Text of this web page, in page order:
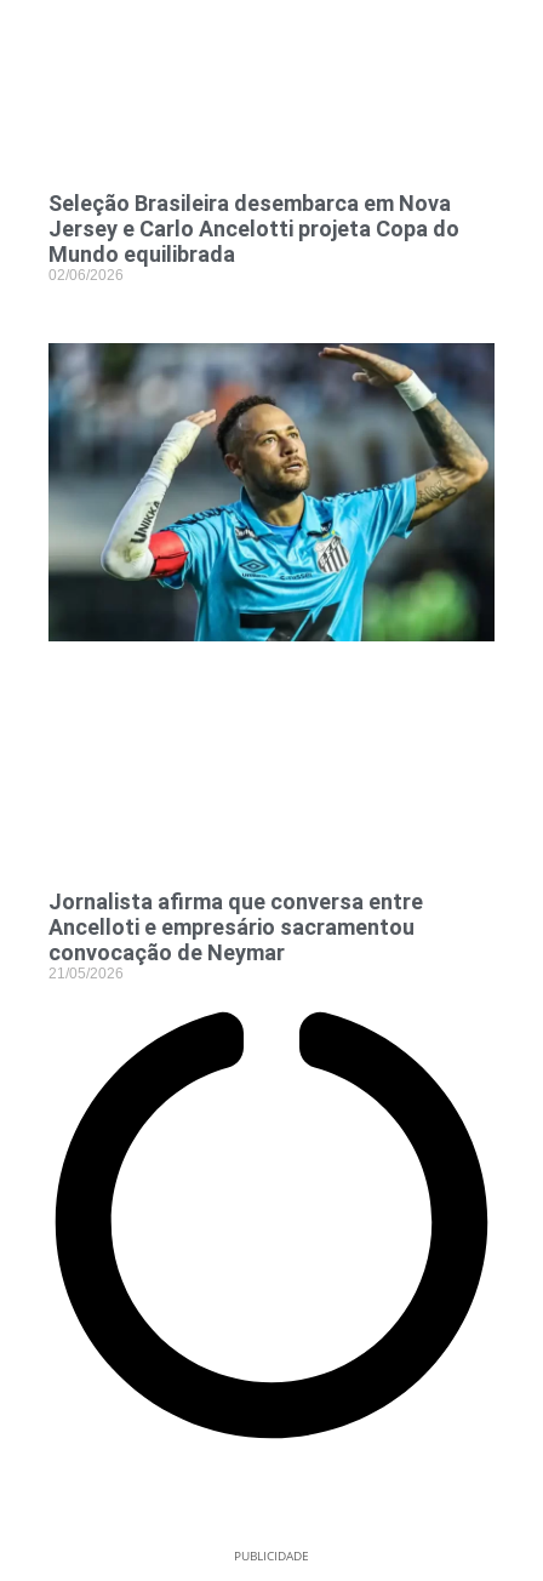
Seleção Brasileira desembarca em Nova
Jersey e Carlo Ancelotti projeta Copa do
Mundo equilibrada
02/06/2026
Jornalista afirma que conversa entre
Ancelloti e empresário sacramentou
convocação de Neymar
21/05/2026
PUBLICIDADE